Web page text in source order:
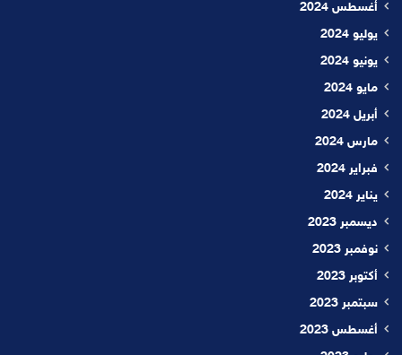
أغسطس 2024
يوليو 2024
يونيو 2024
مايو 2024
أبريل 2024
مارس 2024
فبراير 2024
يناير 2024
ديسمبر 2023
نوفمبر 2023
أكتوبر 2023
سبتمبر 2023
أغسطس 2023